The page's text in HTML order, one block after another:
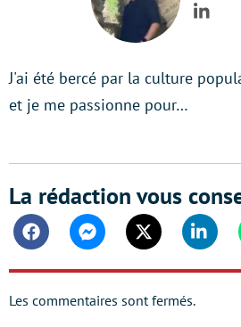
J'ai été bercé par la culture
et je me passionne pour…
La rédaction vous
FacebookMessengerTwitter
Les commentaires sont fermés.